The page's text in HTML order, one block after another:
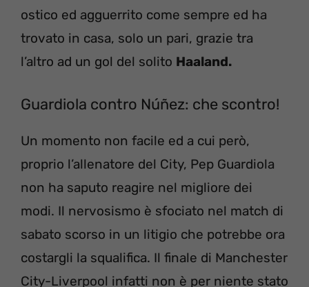
ostico ed agguerrito come sempre ed ha
trovato in casa, solo un pari, grazie tra
l’altro ad un gol del solito Haaland.
Guardiola contro Núñez: che scontro!
Un momento non facile ed a cui però,
proprio l’allenatore del City, Pep Guardiola
non ha saputo reagire nel migliore dei
modi. Il nervosismo è sfociato nel match di
sabato scorso in un litigio che potrebbe ora
costargli la squalifica. Il finale di Manchester
City-Liverpool infatti non è per niente stato